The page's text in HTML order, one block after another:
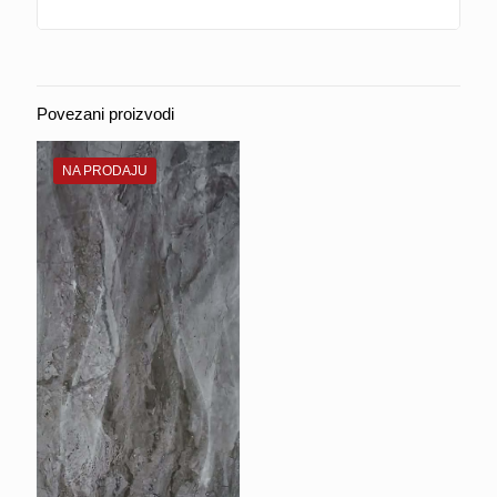
Povezani proizvodi
NA PRODAJU